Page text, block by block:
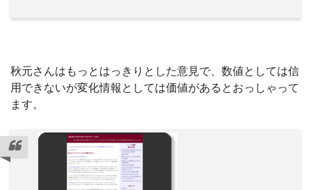
秋元さんはもっとはっきりとした意見で、数値としては信
用できないが変化情報としては価値があるとおっしゃって
ます。